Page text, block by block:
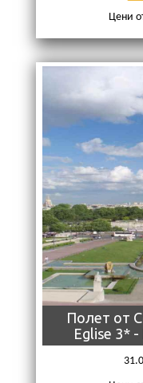
Цени
Полет от
Eglise 3*